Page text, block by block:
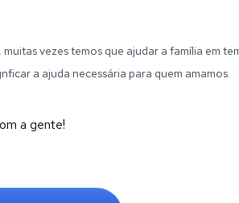
vezes temos que ajudar a família em
a ajuda necessária para quem amamos.
a gente!